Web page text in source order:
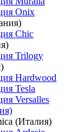
Onix
Chic
Trilogy
Hardwood
Tesla
Versalles
(Италия)